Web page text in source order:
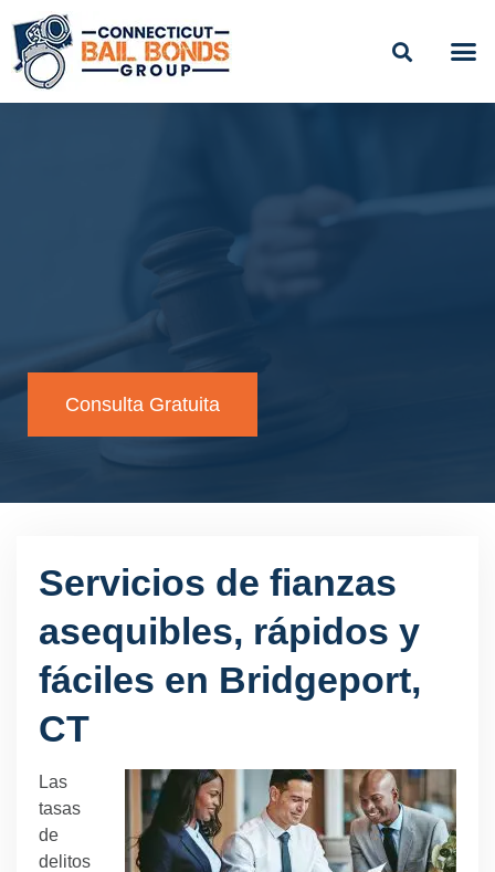
Consulta Gratuita
Servicios de fianzas
asequibles, rápidos y
fáciles en Bridgeport,
CT
Las
tasas
de
delitos